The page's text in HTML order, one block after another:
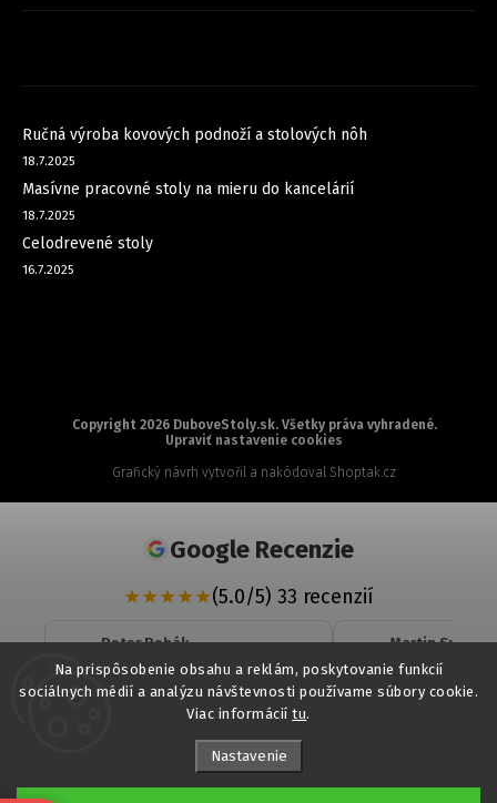
Na prispôsobenie obsahu a reklám, poskytovanie funkcií
sociálnych médií a analýzu návštevnosti používame súbory cookie.
Viac informáciítu.
Nastavenie
Ručná výroba kovových podnoží a stolových nôh
18.7.2025
Masívne pracovné stoly na mieru do kancelárií
18.7.2025
Celodrevené stoly
16.7.2025
Copyright 2026 DuboveStoly.sk. Všetky práva vyhradené.
Upraviť nastavenie cookies
Grafický návrh vytvořil a nakódoval Shoptak.cz
Google Recenzie
★★★★★(5.0/5) 33 recenzií
Peter Rehák
★★★★★
Veľká spokojnosť. Profesionálny
a zároveň veľmi ľudský prístup,
vybavenie. Podnož stola, akú som
dlho nevedel zohnať, som
06 Jul 2026
Martin Svrcek
★★★
objednaná